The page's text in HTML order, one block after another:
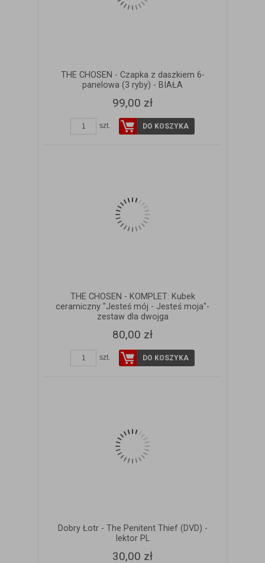
THE CHOSEN - Czapka z daszkiem 6-
panelowa (3 ryby) - BIAŁA
99,00 zł
szt. DO KOSZYKA
THE CHOSEN - KOMPLET: Kubek
ceramiczny "Jesteś mój - Jesteś moja"-
zestaw dla dwojga
80,00 zł
szt. DO KOSZYKA
Dobry Łotr - The Penitent Thief (DVD) -
lektor PL
30,00 zł